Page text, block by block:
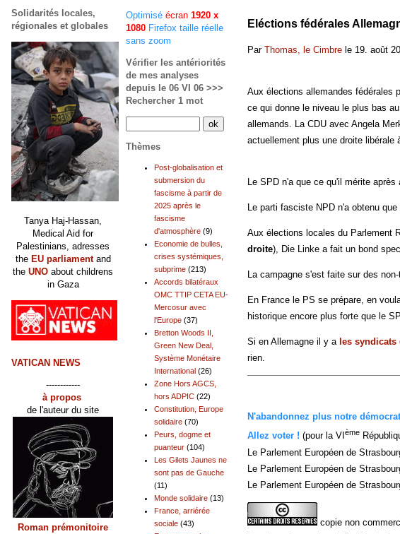
Eléctions fédérales
Par Thomas, le Cimbre le 19. août
Aux élections allemandes fédérales
ce qui donne le niveau le plus bas
allemands. La CDU avec Angela
actuellement plus une droite libérale
Le SPD n'a que ce qu'il mérite
Le parti fasciste NPD n'a obtenu
Aux élections locales du Parlement
droite), Die Linke a fait un bond
La campagne s'est faite sur des
En France le PS se prépare, en
historique encore plus forte que le
Si en Allemagne il y a les
rien.
N'abandonnez plus notre
Allez voter ! (pour la VI ème
Le Parlement Européen de
Le Parlement Européen de
Le Parlement Européen de
copie non
Optimisé écran 1920 x
1080 Firefox taille réelle
sans zoom
Vérifier les antériorités
de mes analyses
depuis le 06 VI 06 >>>
Rechercher 1 mot
Thèmes
Post-globalisation et
submersion du
fascisme à partir de
2025 après le
fascisme
d'atmosphère (9)
Economie de bulles,
crises systémiques,
subprime (213)
Accords bilatéraux
OMC TTIP CETA EU-
Mercosur avec
l'Europe (37)
Bretton Woods II,
Green New Deal,
Système Monétaire
International (26)
Zone Hors AGCS,
hors ADPIC (22)
Constitution, Europe
solidaire (70)
Peurs, dogme et
puanteur (104)
Les Gilets Jaunes ne
sont pas de Gauche
(11)
Monde solidaire (13)
France, arriérée
sociale (43)
Solidarités locales,
régionales et globales
Tanya Haj-Hassan,
Medical Aid for
Palestinians, adresses
the EU parliamentand
the UNO about childrens
in Gaza
VATICAN NEWS
------------
à propos
de l'auteur du site
Roman prémonitoire